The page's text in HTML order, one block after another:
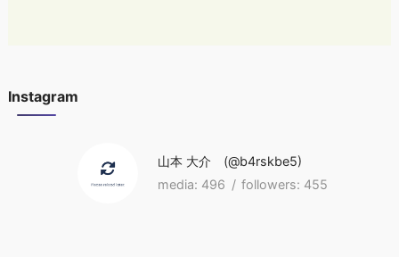
Instagram
山本 大介
b4rskbe5
496
455